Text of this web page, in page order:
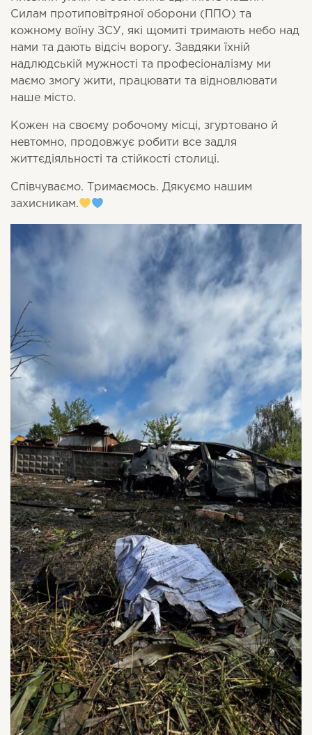
Силам протиповітряної оборони (ППО) та
кожному воїну ЗСУ, які щомиті тримають небо над
нами та дають відсіч ворогу. Завдяки їхній
надлюдській мужності та професіоналізму ми
маємо змогу жити, працювати та відновлювати
наше місто.
Кожен на своєму робочому місці, згуртовано й
невтомно, продовжує робити все задля
життєдіяльності та стійкості столиці.
Співчуваємо. Тримаємось. Дякуємо нашим
захисникам.